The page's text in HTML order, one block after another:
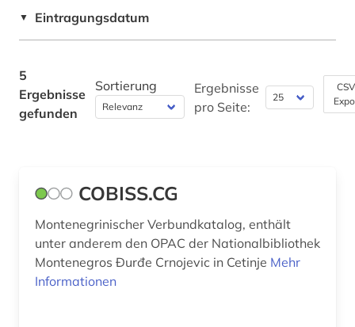
Sport (0)
Technik (0)
Wissenschaftskunde, Forschung, Hochschul-,
Museumswesen (0)
▼ Eintragungsdatum
5
Ergebnisse
gefunden
Sortierung
Ergebnisse
pro Seite:
COBISS.CG
Montenegrinischer Verbundkatalog, enthält
unter anderem den OPAC der Nationalbibliothek
Montenegros Đurđe Crnojevic in Cetinje Mehr
Informationen